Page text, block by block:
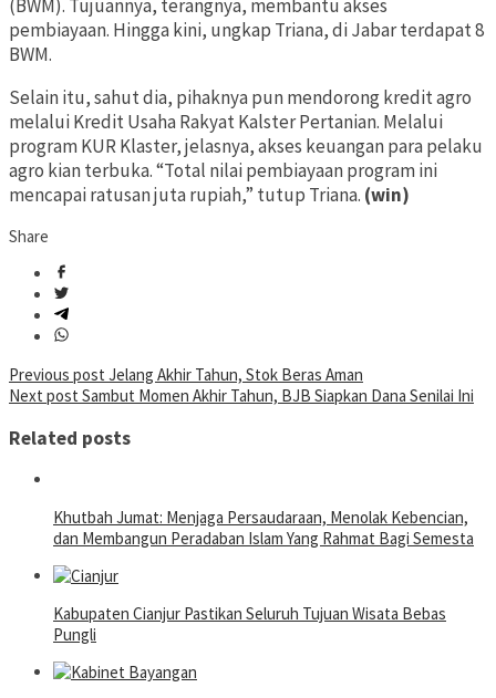
(BWM). Tujuannya, terangnya, membantu akses
pembiayaan. Hingga kini, ungkap Triana, di Jabar terdapat 8
BWM.
Selain itu, sahut dia, pihaknya pun mendorong kredit agro
melalui Kredit Usaha Rakyat Kalster Pertanian. Melalui
program KUR Klaster, jelasnya, akses keuangan para pelaku
agro kian terbuka. “Total nilai pembiayaan program ini
mencapai ratusan juta rupiah,” tutup Triana. (win)
Share
Post
navigation
Previous post Jelang Akhir Tahun, Stok Beras Aman
Next post Sambut Momen Akhir Tahun, BJB Siapkan Dana Senilai Ini
Related posts
Khutbah Jumat: Menjaga Persaudaraan, Menolak Kebencian,
dan Membangun Peradaban Islam Yang Rahmat Bagi Semesta
Kabupaten Cianjur Pastikan Seluruh Tujuan Wisata Bebas
Pungli